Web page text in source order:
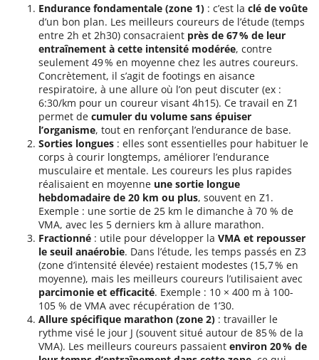
Endurance fondamentale (zone 1) : c’est la clé de voûte
d’un bon plan. Les meilleurs coureurs de l’étude (temps
entre 2h et 2h30) consacraient près de 67 % de leur
entraînement à cette intensité modérée, contre
seulement 49 % en moyenne chez les autres coureurs.
Concrètement, il s’agit de footings en aisance
respiratoire, à une allure où l’on peut discuter (ex :
6:30/km pour un coureur visant 4h15). Ce travail en Z1
permet de cumuler du volume sans épuiser
l’organisme, tout en renforçant l’endurance de base.
Sorties longues : elles sont essentielles pour habituer le
corps à courir longtemps, améliorer l’endurance
musculaire et mentale. Les coureurs les plus rapides
réalisaient en moyenne une sortie longue
hebdomadaire de 20 km ou plus, souvent en Z1.
Exemple : une sortie de 25 km le dimanche à 70 % de
VMA, avec les 5 derniers km à allure marathon.
Fractionné : utile pour développer la VMA et repousser
le seuil anaérobie. Dans l’étude, les temps passés en Z3
(zone d’intensité élevée) restaient modestes (15,7 % en
moyenne), mais les meilleurs coureurs l’utilisaient avec
parcimonie et efficacité. Exemple : 10 × 400 m à 100-
105 % de VMA avec récupération de 1’30.
Allure spécifique marathon (zone 2) : travailler le
rythme visé le jour J (souvent situé autour de 85 % de la
VMA). Les meilleurs coureurs passaient environ 20 % de